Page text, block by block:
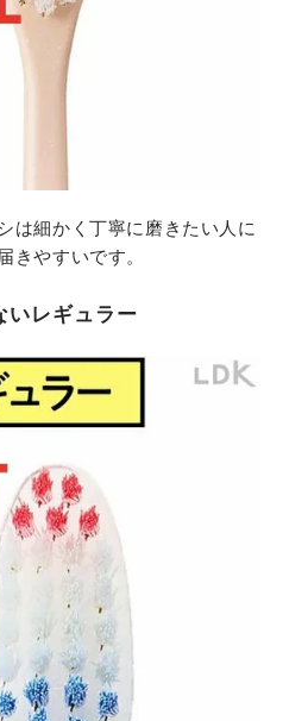
は細かく丁寧に磨きたい人に
きやすいです。
いレギュラー